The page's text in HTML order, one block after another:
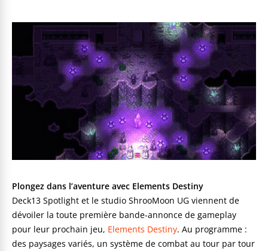
Plongez dans l’aventure avec Elements Destiny
Deck13 Spotlight et le studio ShrooMoon UG viennent de
dévoiler la toute première bande-annonce de gameplay
pour leur prochain jeu, Elements Destiny. Au programme :
des paysages variés, un système de combat au tour par tour